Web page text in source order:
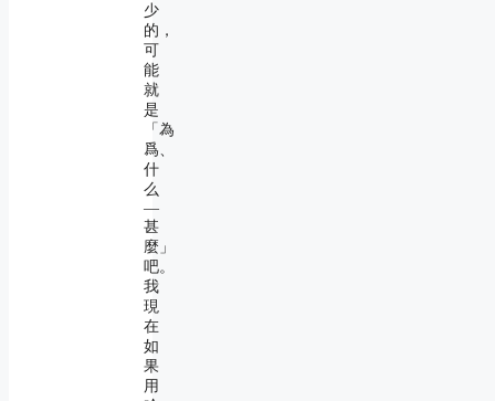
少
的，
可
能
就
是
「為
爲、
什
么
―
甚
麼」
吧。
我
現
在
如
果
用